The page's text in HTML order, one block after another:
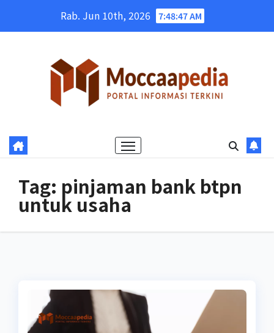
Rab. Jun 10th, 2026 7:48:48 AM
Tag: pinjaman bank btpn
untuk usaha